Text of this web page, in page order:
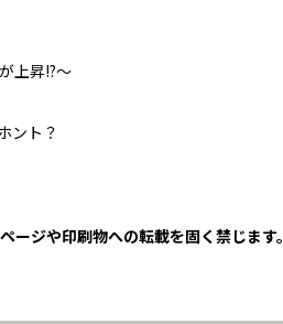
上昇!?～
ント？
ジや印刷物への転載を固く禁じます。